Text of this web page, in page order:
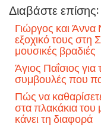
Διαβάστε επίσης:
Γιώργος και Άννα
εξοχικό τους στη
μουσικές βραδιές
Άγιος Παΐσιος για
συμβουλές που
Πώς να
στα πλακάκια
κάνει τη διαφορά